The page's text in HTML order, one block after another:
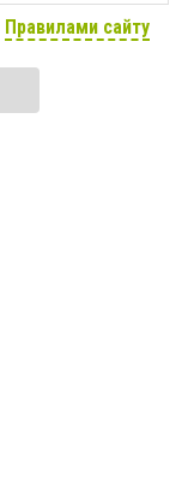
Правилами сайту